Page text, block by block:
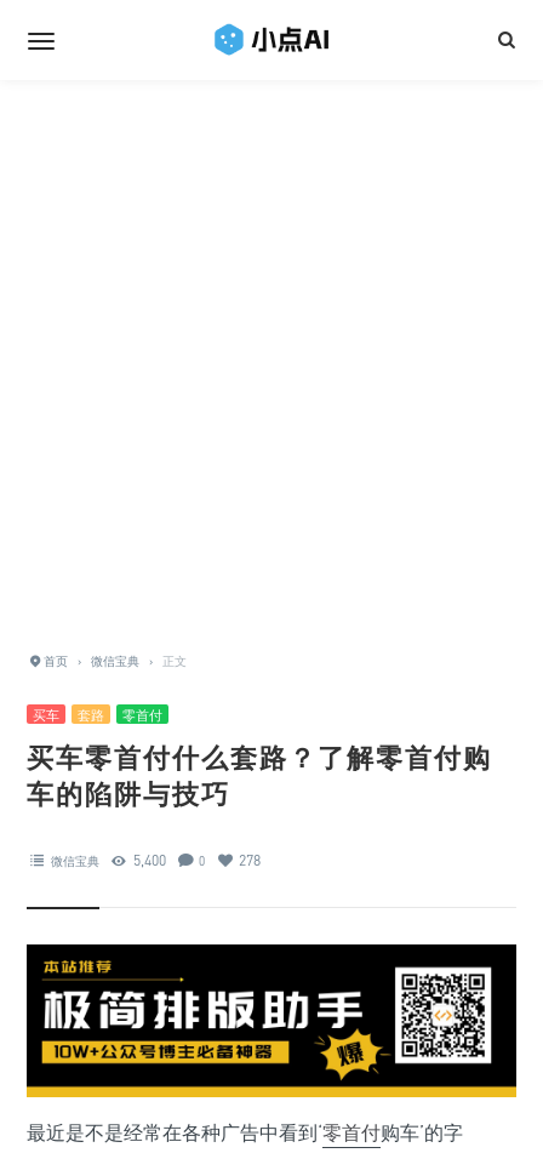
首页 › 微信宝典 › 正文
买车 套路 零首付
买车零首付什么套路？了解零首付购
车的陷阱与技巧
微信宝典 5,400 0 278
最近是不是经常在各种广告中看到‘零首付购车’的字